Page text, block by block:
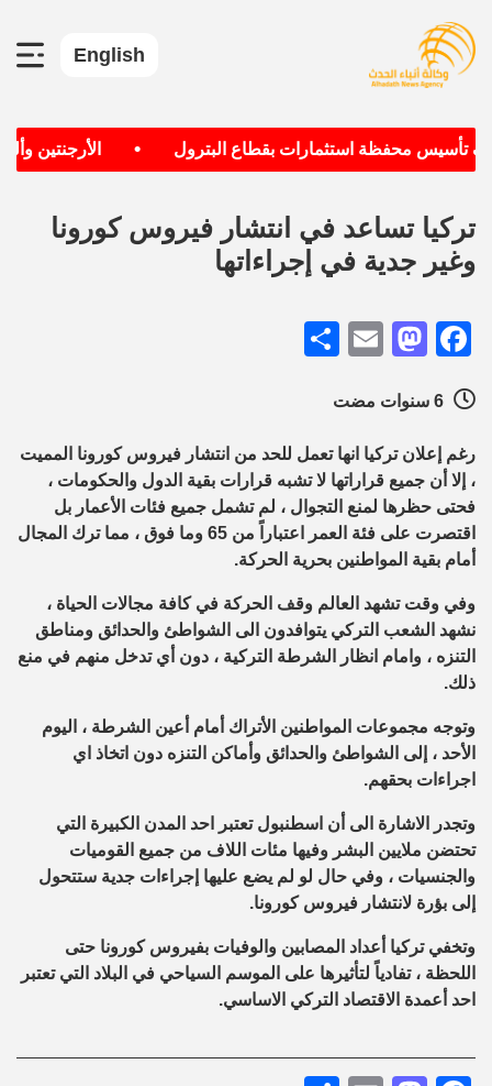
English
تأسيس محفظة استثمارات بقطاع البترول الأرجنتين
تركيا تساعد في انتشار فيروس كورونا
وغير جدية في إجراءاتها
Facebook
Mastodon
Email
رغم إعلان تركيا انها تعمل للحد من انتشار فيروس كورونا المميت
، إلا أن جميع قراراتها لا تشبه قرارات بقية الدول والحكومات ،
فحتى حظرها لمنع التجوال ، لم تشمل جميع فئات الأعمار بل
اقتصرت على فئة العمر اعتباراً من 65 وما فوق ، مما ترك المجال
أمام بقية المواطنين بحرية الحركة.
وفي وقت تشهد العالم وقف الحركة في كافة مجالات الحياة ،
نشهد الشعب التركي يتوافدون الى الشواطئ والحدائق ومناطق
التنزه ، وامام انظار الشرطة التركية ، دون أي تدخل منهم في منع
ذلك.
وتوجه مجموعات المواطنين الأتراك أمام أعين الشرطة ، اليوم
الأحد ، إلى الشواطئ والحدائق وأماكن التنزه دون اتخاذ اي
اجراءات بحقهم.
وتجدر الاشارة الى أن اسطنبول تعتبر احد المدن الكبيرة التي
تحتضن ملايين البشر وفيها مئات اللاف من جميع القوميات
والجنسيات ، وفي حال لو لم يضع عليها إجراءات جدية ستتحول
إلى بؤرة لانتشار فيروس كورونا.
وتخفي تركيا أعداد المصابين والوفيات بفيروس كورونا حتى
اللحظة ، تفادياً لتأثيرها على الموسم السياحي في البلاد التي تعتبر
احد أعمدة الاقتصاد التركي الاساسي.